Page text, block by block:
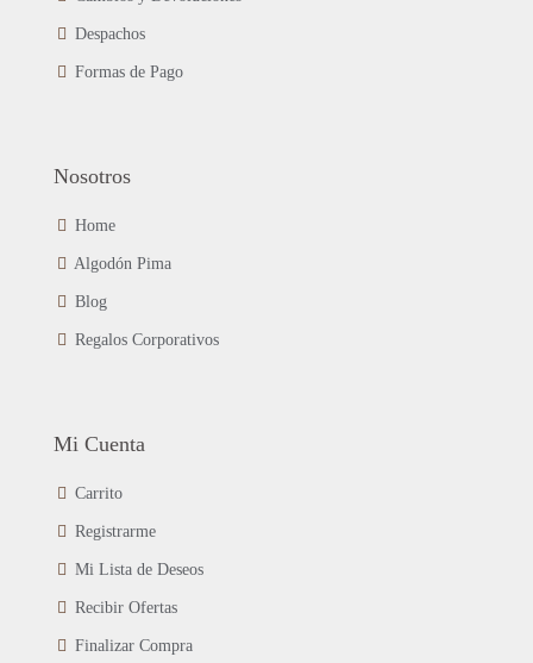
producto
Despachos
Formas de Pago
Nosotros
Home
Algodón Pima
Blog
Regalos Corporativos
Mi Cuenta
Carrito
Registrarme
Mi Lista de Deseos
Recibir Ofertas
Finalizar Compra